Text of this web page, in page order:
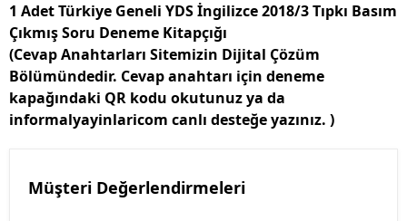
1 Adet Türkiye Geneli YDS İngilizce 2018/3 Tıpkı Basım
Çıkmış Soru Deneme Kitapçığı
(Cevap Anahtarları Sitemizin Dijital Çözüm
Bölümündedir. Cevap anahtarı için deneme
kapağındaki QR kodu okutunuz ya da
informalyayinlaricom canlı desteğe yazınız. )
Müşteri Değerlendirmeleri